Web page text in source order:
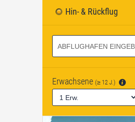
Hin- & Rückflug
Erwachsene (≥ 12 J.)